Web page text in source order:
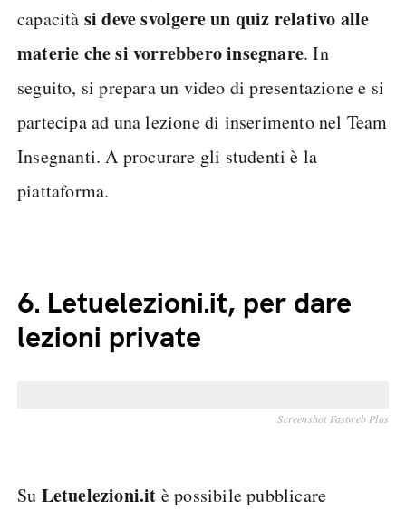
capacità si deve svolgere un quiz relativo alle
materie che si vorrebbero insegnare. In
seguito, si prepara un video di presentazione e si
partecipa ad una lezione di inserimento nel Team
Insegnanti. A procurare gli studenti è la
piattaforma.
6. Letuelezioni.it, per dare
lezioni private
Screenshot Fastweb Plus
Su Letuelezioni.it è possibile pubblicare